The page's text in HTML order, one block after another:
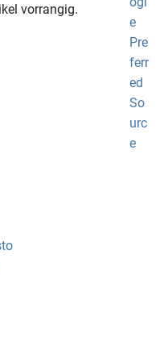
vorrangig.